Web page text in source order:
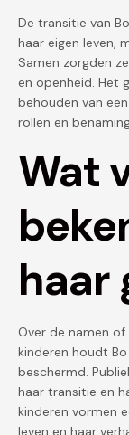
De transitie van
haar eigen leven,
Samen zorgden
en openheid. Het
behouden van
rollen en
Wat
haar
Over de namen
kinderen houdt
beschermd.
haar transitie en
kinderen vormen
leven en haar